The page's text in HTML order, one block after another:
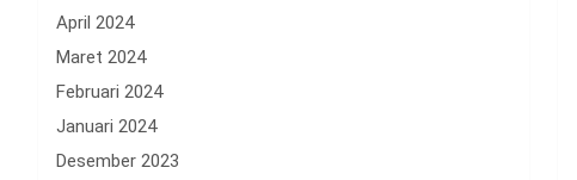
April 2024
Maret 2024
Februari 2024
Januari 2024
Desember 2023